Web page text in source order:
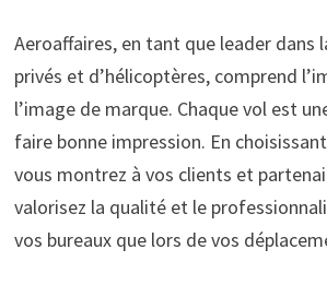
Aeroaffaires, en tant que leader dans
privés et d’hélicoptères, comprend
l’image de marque. Chaque vol est
faire bonne impression. En
vous montrez à vos clients et
valorisez la qualité et le
vos bureaux que lors de vos